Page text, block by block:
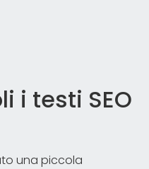
i testi SEO
una piccola